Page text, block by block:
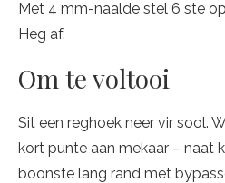
Met 4 mm-naalde stel 6 ste
Heg af.
Om te voltooi
Sit een reghoek neer vir sool.
kort punte aan mekaar – naat
boonste lang rand met